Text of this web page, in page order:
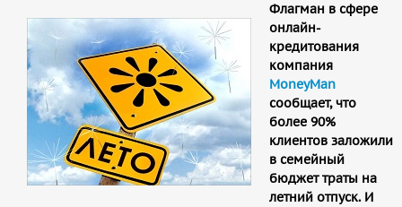
Флагман в сфере
онлайн-
кредитования
компания
MoneyMan
сообщает, что
более 90%
клиентов заложили
в семейный
бюджет траты на
летний отпуск. И